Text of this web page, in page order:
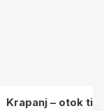
Krapanj – otok